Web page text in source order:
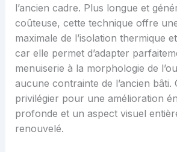
l’ancien cadre. Plus longue et
coûteuse, cette technique offre
maximale de l’isolation thermique
car elle permet d’adapter
menuiserie à la morphologie de
aucune contrainte de l’ancien bâti.
privilégier pour une amélioration
profonde et un aspect visuel
renouvelé.